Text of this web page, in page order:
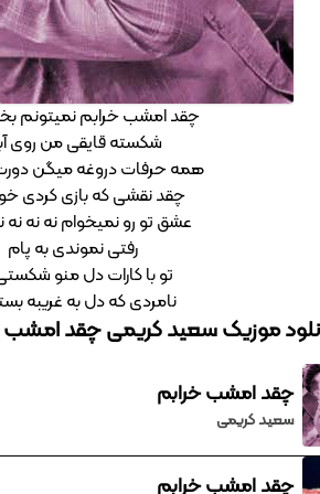
چقد امشب خرابم نمیتونم
شکسته قایقی من روی
همه حرفات دروغه میگن
چقد نقشی که بازی کردی
عشق تو رو نمیخوام نه نه نه
رفتی نموندی به پام
تو با کارات دل منو
نامردی که دل به غریبه
موزیک سعید کریمی چقد امشب
چقد امشب خرابم
سعید کریمی
چقد امشب خرابم